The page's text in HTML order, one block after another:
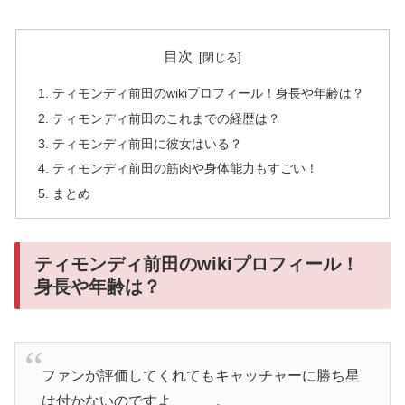
目次
ティモンディ前田のwikiプロフィール！身長や年齢は？
ティモンディ前田のこれまでの経歴は？
ティモンディ前田に彼女はいる？
ティモンディ前田の筋肉や身体能力もすごい！
まとめ
ティモンディ前田のwikiプロフィール！
身長や年齢は？
ファンが評価してくれてもキャッチャーに勝ち星
は付かないのですよ、、、。